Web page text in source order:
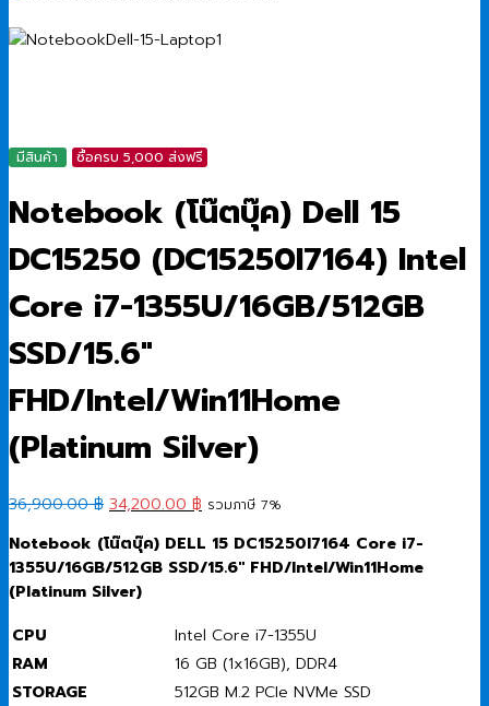
มีสินค้า ซื้อครบ 5,000 ส่งฟรี
Notebook (โน๊ตบุ๊ค) Dell 15
DC15250 (DC15250I7164) Intel
Core i7-1355U/16GB/512GB
SSD/15.6″
FHD/Intel/Win11Home
(Platinum Silver)
36,900.00฿ Original
was:
36,900.00 ฿.
34,200.00 ฿ Current
is:
34,200.00 ฿.
รวมภาษี 7%
Notebook (โน๊ตบุ๊ค) DELL 15 DC15250I7164 Core i7-
1355U/16GB/512GB SSD/15.6″ FHD/Intel/Win11Home
(Platinum Silver)
CPU
Intel Core i7-1355U
RAM
16 GB (1x16GB), DDR4
STORAGE
512GB M.2 PCIe NVMe SSD